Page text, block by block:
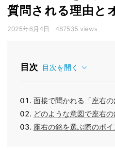
質問される理由と
2025年6月4日 487535 views
目次 目次を開く
面接で聞かれる「座右
どのような意図で座右
座右の銘を選ぶ際のポイ